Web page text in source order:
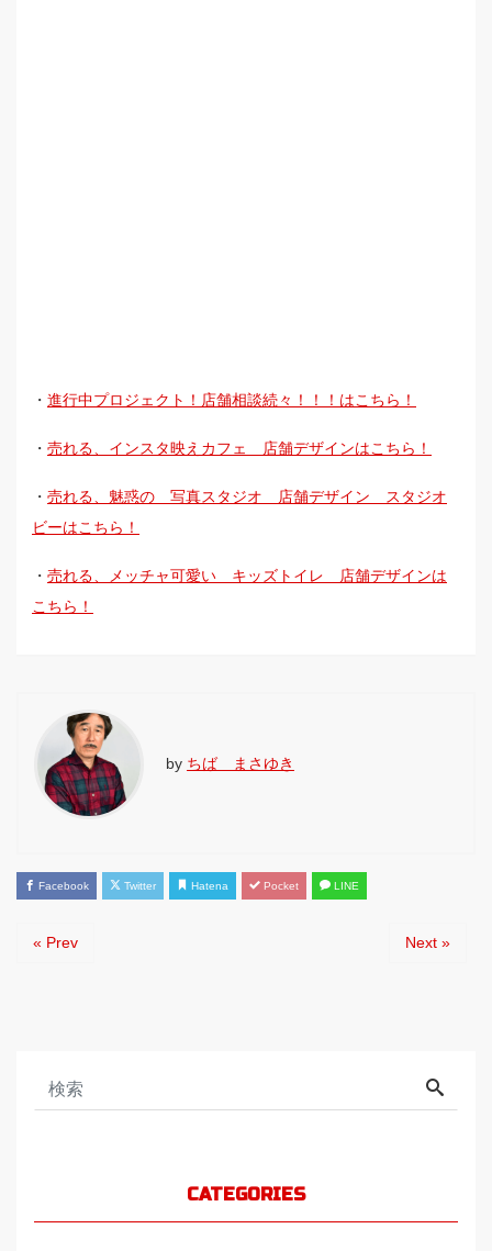
・ 進行中プロジェクト！店舗相談続々！！！はこちら！
・ 売れる、インスタ映えカフェ 店舗デザインはこちら！
・ 売れる、魅惑の 写真スタジオ 店舗デザイン スタジオ
ビーはこちら！
・ 売れる、メッチャ可愛い キッズトイレ 店舗デザインは
こちら！
by ちば まさゆき
Facebook Twitter Hatena Pocket LINE
« Prev Next »
CATEGORIES